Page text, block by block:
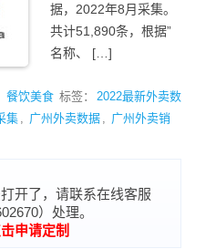
据，2022年8月采集。
共计51,890条，根据”
名称、 […]
餐饮美食 标签：
2022最新外卖数
集 , 广州外卖数据 , 广州外卖销
开了，请联系在线客服
）处理。
申请定制